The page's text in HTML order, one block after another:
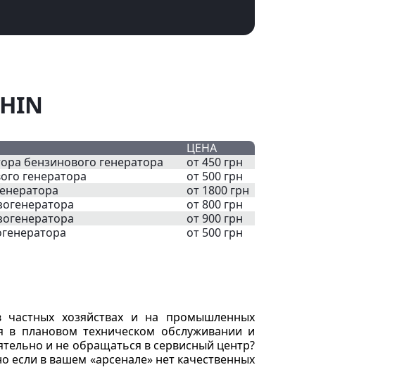
ЦЕНА
бензинового генератора
от 450 грн
генератора
от 500 грн
от 1800 грн
от 800 грн
от 900 грн
от 500 грн
хозяйствах и на промышленных
в плановом техническом обслуживании и
и не обращаться в сервисный центр?
если в вашем «арсенале» нет качественных